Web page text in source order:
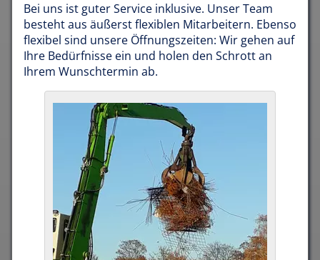
Bei uns ist guter Service inklusive. Unser Team
besteht aus äußerst flexiblen Mitarbeitern. Ebenso
flexibel sind unsere Öffnungszeiten: Wir gehen auf
Ihre Bedürfnisse ein und holen den Schrott an
Ihrem Wunschtermin ab.